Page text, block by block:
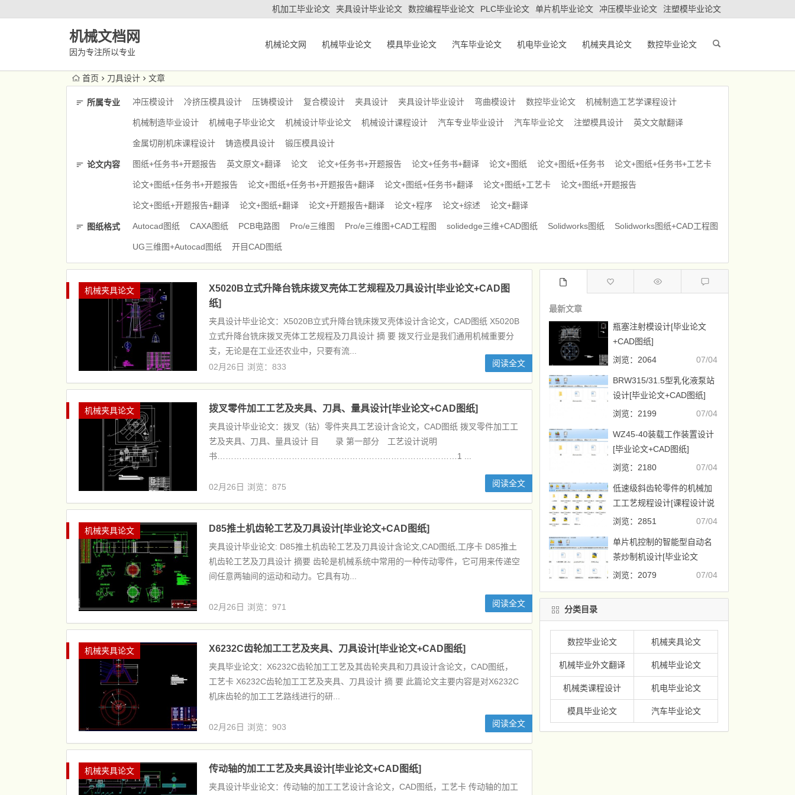
机加工毕业论文 夹具设计毕业论文 数控编程毕业论文 PLC毕业论文 单片机毕业论文 冲压模毕业论文 注塑模毕业论文
机械文档网
因为专注所以专业
机械论文网 机械毕业论文 模具毕业论文 汽车毕业论文 机电毕业论文 机械夹具论文 数控毕业论文
首页 刀具设计 文章
所属专业 冲压模设计 冷挤压模具设计 压铸模设计 复合模设计 夹具设计 夹具设计毕业设计 弯曲模设计 数控毕业论文 机械制造工艺学课程设计
机械制造毕业设计 机械电子毕业论文 机械设计毕业论文 机械设计课程设计 汽车专业毕业设计 汽车毕业论文 注塑模具设计 英文文献翻译
金属切削机床课程设计 铸造模具设计 锻压模具设计
论文内容 图纸+任务书+开题报告 英文原文+翻译 论文 论文+任务书+开题报告 论文+任务书+翻译 论文+图纸 论文+图纸+任务书 论文+图纸+任务书+工艺卡
论文+图纸+任务书+开题报告 论文+图纸+任务书+开题报告+翻译 论文+图纸+任务书+翻译 论文+图纸+工艺卡 论文+图纸+开题报告
论文+图纸+开题报告+翻译 论文+图纸+翻译 论文+开题报告+翻译 论文+程序 论文+综述 论文+翻译
图纸格式 Autocad图纸 CAXA图纸 PCB电路图 Pro/e三维图 Pro/e三维图+CAD工程图 solidedge三维+CAD图纸 Solidworks图纸 Solidworks图纸+CAD工程图
UG三维图+Autocad图纸 开目CAD图纸
机械夹具论文
X5020B立式升降台铣床拨叉壳体工艺规程及刀具设计[毕业论文+CAD图
纸]
夹具设计毕业论文：X5020B立式升降台铣床拨叉壳体设计含论文，CAD图纸 X5020B
立式升降台铣床拨叉壳体工艺规程及刀具设计 摘 要 拨叉行业是我们通用机械重要分
支，无论是在工业还农业中，只要有流...
02月26日 浏览：833 阅读全文
机械夹具论文 拨叉零件加工工艺及夹具、刀具、量具设计[毕业论文+CAD图纸]
夹具设计毕业论文：拨叉（钻）零件夹具工艺设计含论文，CAD图纸 拨叉零件加工工
艺及夹具、刀具、量具设计 目 录 第一部分 工艺设计说明
书……………………………………………………………………………1 ...
02月26日 浏览：875 阅读全文
机械夹具论文 D85推土机齿轮工艺及刀具设计[毕业论文+CAD图纸]
夹具设计毕业论文: D85推土机齿轮工艺及刀具设计含论文,CAD图纸,工序卡 D85推土
机齿轮工艺及刀具设计 摘要 齿轮是机械系统中常用的一种传动零件，它可用来传递空
间任意两轴间的运动和动力。它具有功...
02月26日 浏览：971 阅读全文
机械夹具论文 X6232C齿轮加工工艺及夹具、刀具设计[毕业论文+CAD图纸]
夹具毕业论文：X6232C齿轮加工工艺及其齿轮夹具和刀具设计含论文，CAD图纸，
工艺卡 X6232C齿轮加工工艺及夹具、刀具设计 摘 要 此篇论文主要内容是对X6232C
机床齿轮的加工工艺路线进行的研...
02月26日 浏览：903 阅读全文
机械夹具论文 传动轴的加工工艺及夹具设计[毕业论文+CAD图纸]
夹具设计毕业论文：传动轴的加工工艺设计含论文，CAD图纸，工艺卡 传动轴的加工
最新文章
瓶塞注射模设计[毕业论文
+CAD图纸]
07/04
浏览：2064
BRW315/31.5型乳化液泵站
设计[毕业论文+CAD图纸]
07/04
浏览：2199
WZ45-40装载工作装置设计
[毕业论文+CAD图纸]
07/04
浏览：2180
低速级斜齿轮零件的机械加
工工艺规程设计[课程设计说
明书+CAD图纸]
07/04
浏览：2851
单片机控制的智能型自动名
茶炒制机设计[毕业论文
+CAD图纸]
07/04
浏览：2079
分类目录
数控毕业论文 机械夹具论文
机械毕业外文翻译 机械毕业论文
机械类课程设计 机电毕业论文
模具毕业论文 汽车毕业论文